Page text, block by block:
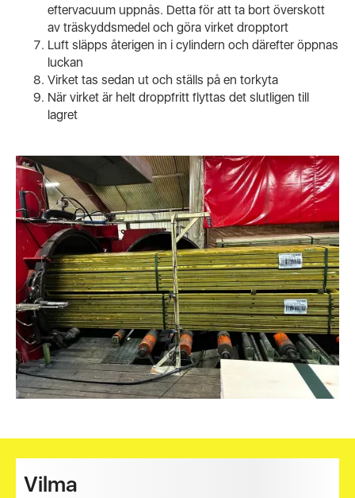
eftervacuum uppnås. Detta för att ta bort överskott
av träskyddsmedel och göra virket dropptort
Luft släpps återigen in i cylindern och därefter öppnas
luckan
Virket tas sedan ut och ställs på en torkyta
När virket är helt droppfritt flyttas det slutligen till
lagret
Vilma